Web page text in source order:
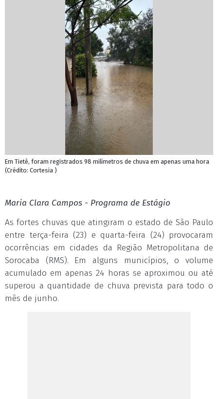
Em Tietê, foram registrados 98 milímetros de chuva em apenas uma hora
(Crédito: Cortesia )
Maria Clara Campos - Programa de Estágio
As fortes chuvas que atingiram o estado de São Paulo
entre terça-feira (23) e quarta-feira (24) provocaram
ocorrências em cidades da Região Metropolitana de
Sorocaba (RMS). Em alguns municípios, o volume
acumulado em apenas 24 horas se aproximou ou até
superou a quantidade de chuva prevista para todo o
mês de junho.